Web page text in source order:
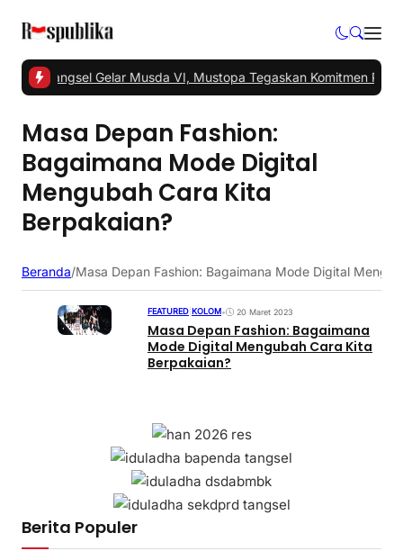
PKS Tangsel Gelar Musda VI, Mustopa Tegaskan Komitmen PKS
Masa Depan Fashion:
Bagaimana Mode Digital
Mengubah Cara Kita
Berpakaian?
Beranda/Masa Depan Fashion: Bagaimana Mode Digital
FEATURED KOLOM• 20 Maret 2023
Masa Depan Fashion: Bagaimana
Mode Digital Mengubah Cara Kita
Berpakaian?
Berita Populer